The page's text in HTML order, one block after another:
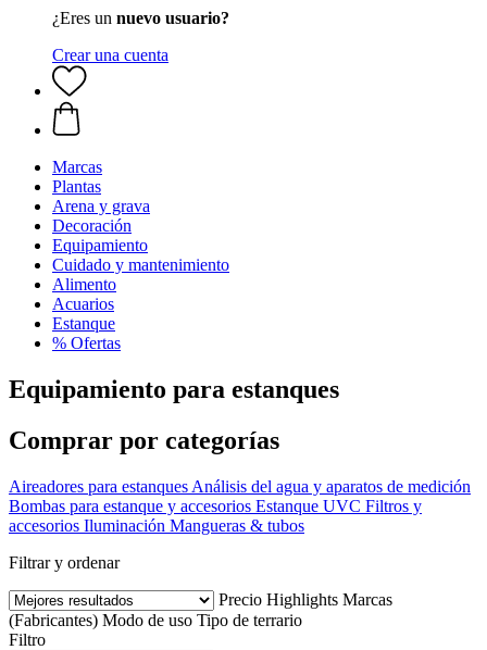
¿Eres un nuevo usuario?
Crear una cuenta
Marcas
Plantas
Arena y grava
Decoración
Equipamiento
Cuidado y mantenimiento
Alimento
Acuarios
Estanque
% Ofertas
Equipamiento para estanques
Comprar por categorías
Aireadores para estanques Análisis del agua y aparatos de medición
Bombas para estanque y accesorios Estanque UVC Filtros y
accesorios Iluminación Mangueras & tubos
Filtrar y ordenar
Precio Highlights Marcas
(Fabricantes) Modo de uso Tipo de terrario
Filtro